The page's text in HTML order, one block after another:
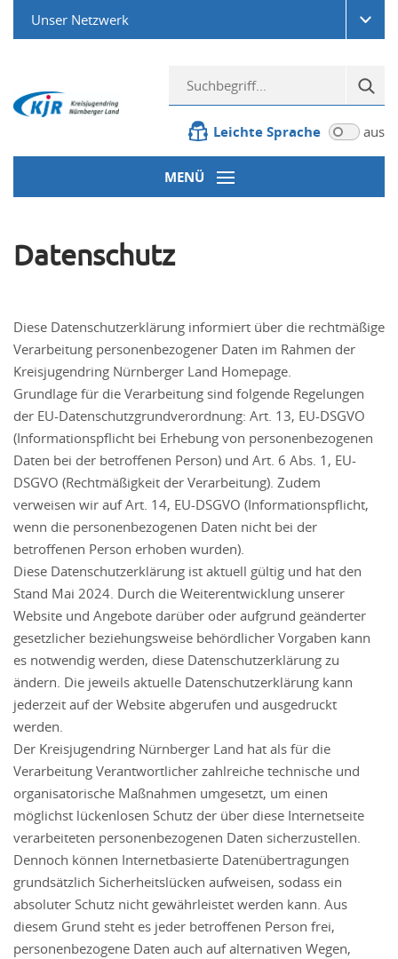
Unser Netzwerk
Leichte Sprache aus
MENÜ
Datenschutz
Diese Datenschutzerklärung informiert über die rechtmäßige
Verarbeitung personenbezogener Daten im Rahmen der
Kreisjugendring Nürnberger Land Homepage.
Grundlage für die Verarbeitung sind folgende Regelungen
der EU-Datenschutzgrundverordnung: Art. 13, EU-DSGVO
(Informationspflicht bei Erhebung von personenbezogenen
Daten bei der betroffenen Person) und Art. 6 Abs. 1, EU-
DSGVO (Rechtmäßigkeit der Verarbeitung). Zudem
verweisen wir auf Art. 14, EU-DSGVO (Informationspflicht,
wenn die personenbezogenen Daten nicht bei der
betroffenen Person erhoben wurden).
Diese Datenschutzerklärung ist aktuell gültig und hat den
Stand Mai 2024. Durch die Weiterentwicklung unserer
Website und Angebote darüber oder aufgrund geänderter
gesetzlicher beziehungsweise behördlicher Vorgaben kann
es notwendig werden, diese Datenschutzerklärung zu
ändern. Die jeweils aktuelle Datenschutzerklärung kann
jederzeit auf der Website abgerufen und ausgedruckt
werden.
Der Kreisjugendring Nürnberger Land hat als für die
Verarbeitung Verantwortlicher zahlreiche technische und
organisatorische Maßnahmen umgesetzt, um einen
möglichst lückenlosen Schutz der über diese Internetseite
verarbeiteten personenbezogenen Daten sicherzustellen.
Dennoch können Internetbasierte Datenübertragungen
grundsätzlich Sicherheitslücken aufweisen, sodass ein
absoluter Schutz nicht gewährleistet werden kann. Aus
diesem Grund steht es jeder betroffenen Person frei,
personenbezogene Daten auch auf alternativen Wegen,